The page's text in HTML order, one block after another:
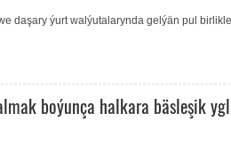
daşary ýurt walýutalarynda gelýän pul
boýunça halkara bäsleşik